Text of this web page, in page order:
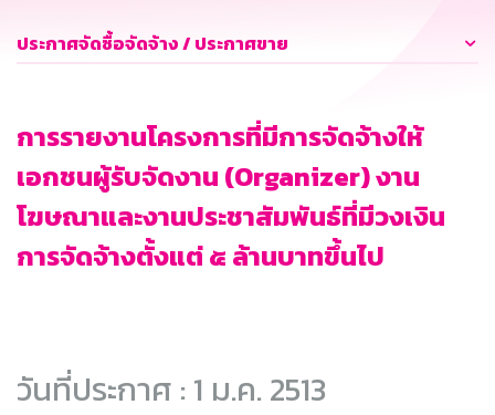
ประกาศจัดซื้อจัดจ้าง / ประกาศขาย
การรายงานโครงการที่มีการจัดจ้างให้
เอกชนผู้รับจัดงาน (Organizer) งาน
โฆษณาและงานประชาสัมพันธ์ที่มีวงเงิน
การจัดจ้างตั้งแต่ ๕ ล้านบาทขึ้นไป
วันที่ประกาศ : 1 ม.ค. 2513